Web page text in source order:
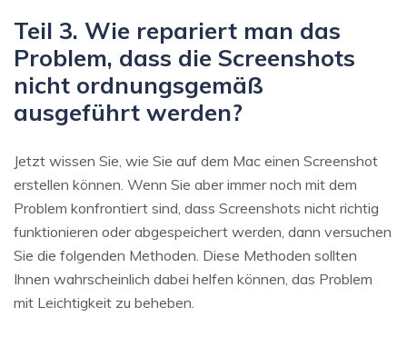
Teil 3. Wie repariert man das
Problem, dass die Screenshots
nicht ordnungsgemäß
ausgeführt werden?
Jetzt wissen Sie, wie Sie auf dem Mac einen Screenshot
erstellen können. Wenn Sie aber immer noch mit dem
Problem konfrontiert sind, dass Screenshots nicht richtig
funktionieren oder abgespeichert werden, dann versuchen
Sie die folgenden Methoden. Diese Methoden sollten
Ihnen wahrscheinlich dabei helfen können, das Problem
mit Leichtigkeit zu beheben.